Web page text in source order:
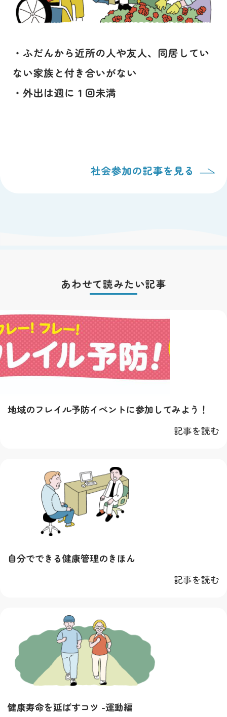
あわせて読みたい記事
地域のフレイル予防イベントに参加してみよう！
記事を読む
自分でできる健康管理のきほん
記事を読む
健康寿命を延ばすコツ -運動編